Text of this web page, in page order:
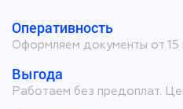
Оперативность
Оформляем документы от 15
Выгода
Работаем без предоплат.